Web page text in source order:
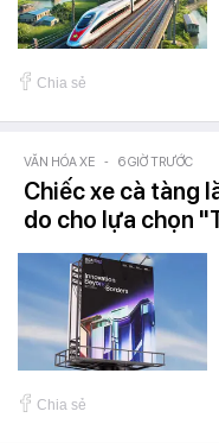
Chia sẻ
VĂN HÓA XE - 6 GIỜ TRƯỚC
Chiếc xe cà tàng
do cho lựa chọn
Chia sẻ